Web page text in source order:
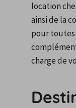
location
ainsi de la
pour
charge de